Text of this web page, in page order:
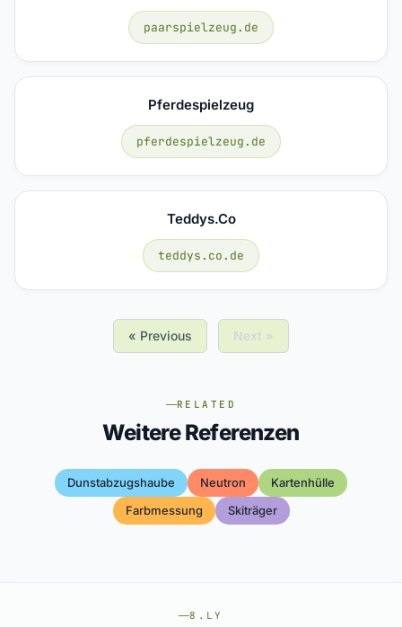
paarspielzeug.de
Pferdespielzeug
pferdespielzeug.de
Teddys.co
teddys.co.de
« Previous Next »
RELATED
Weitere Referenzen
Dunstabzugshaube Neutron
Kartenhülle
Farbmessung
Skiträger
8.LY